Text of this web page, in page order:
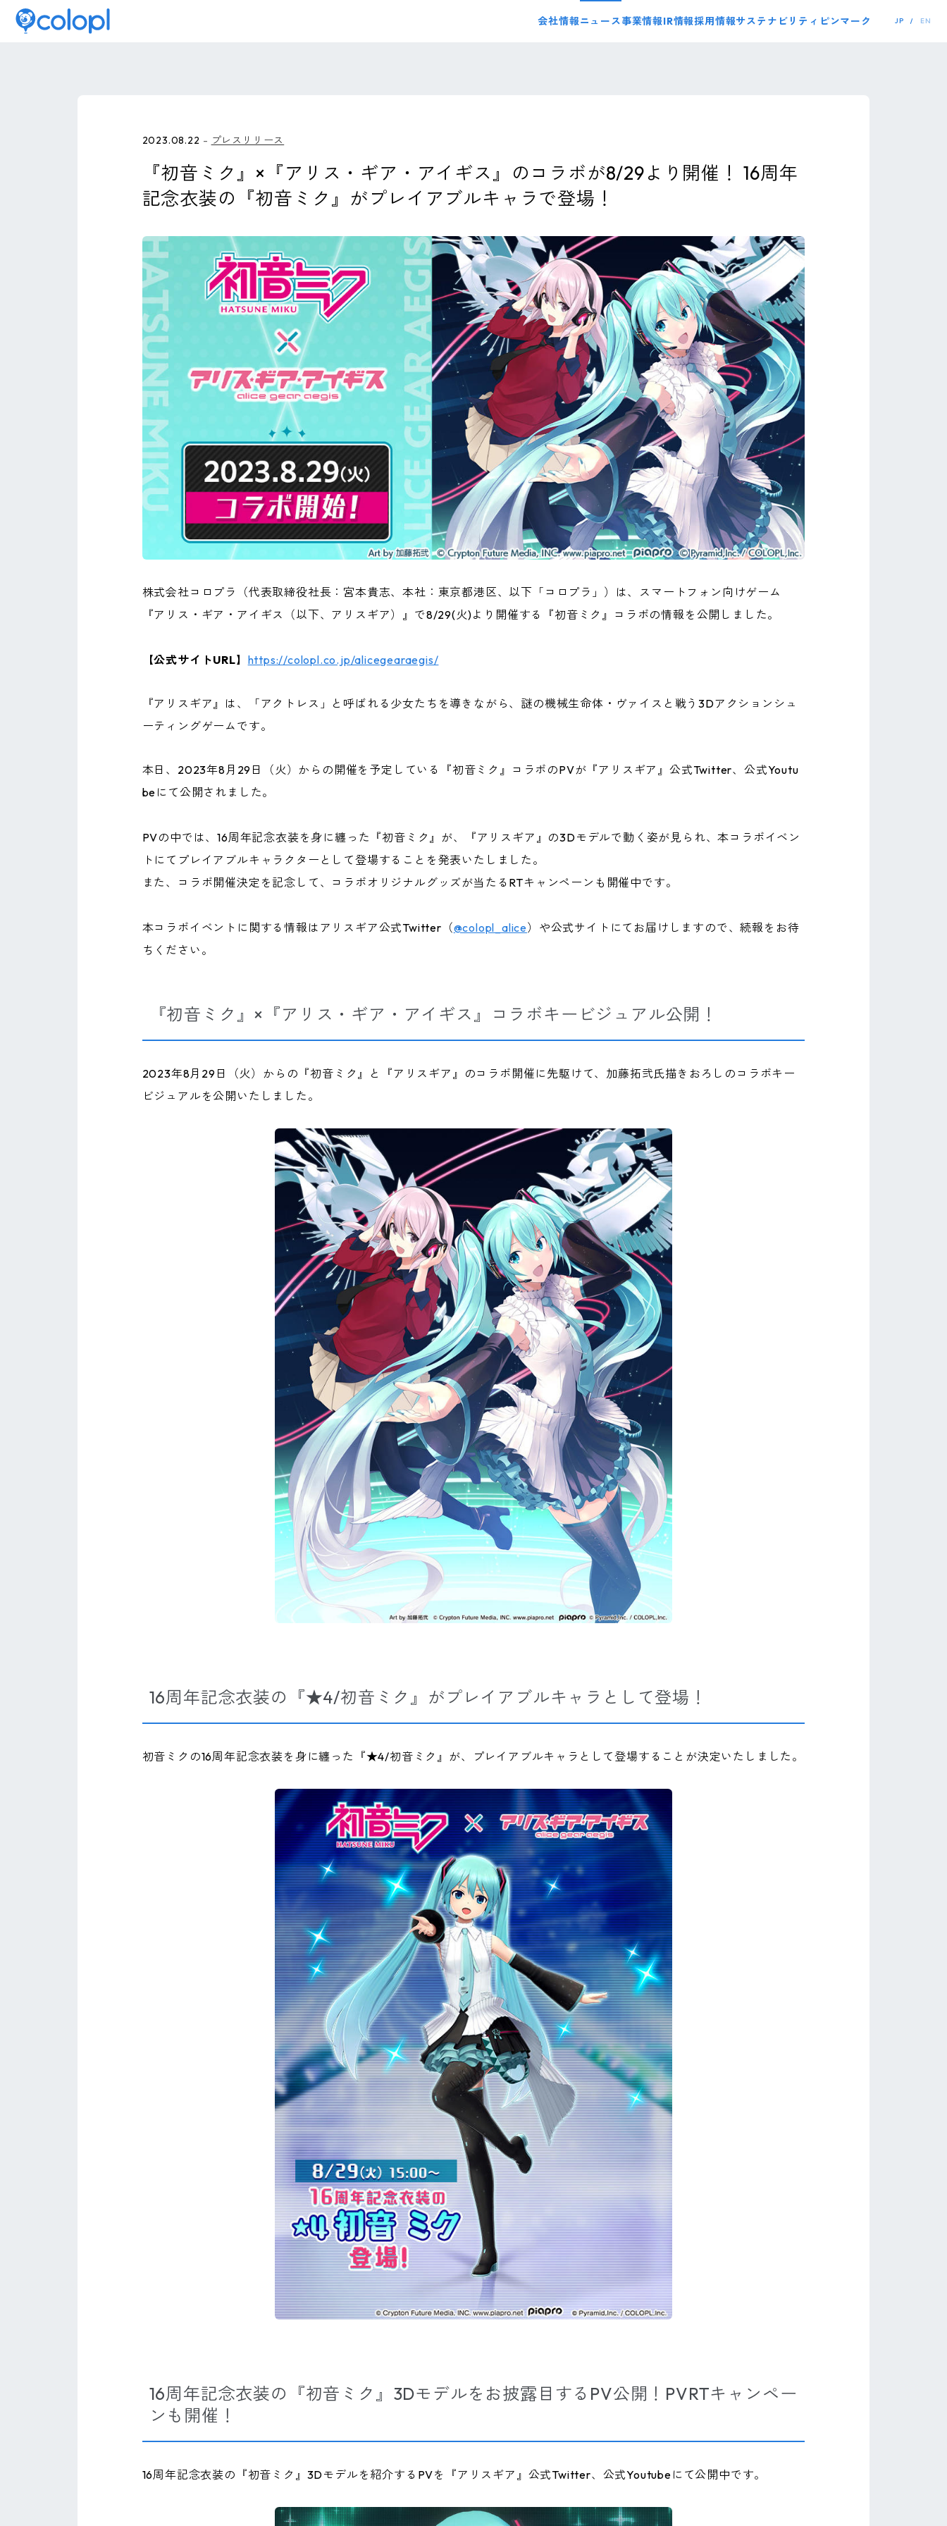
会社情報ニュース事業情報IR情報採用情報サステナビリティ ピンマーク JP EN
2023.08.22 プレスリリース
『初音ミク』×『アリス・ギア・アイギス』のコラボが8/29より開催！ 16周年
記念衣装の『初音ミク』がプレイアブルキャラで登場！
株式会社コロプラ（代表取締役社長：宮本貴志、本社：東京都港区、以下「コロプラ」）は、スマートフォン向けゲーム
『アリス・ギア・アイギス（以下、アリスギア）』で8/29(火)より開催する『初音ミク』コラボの情報を公開しました。
【公式サイトURL】 https://colopl.co.jp/alicegearaegis/
『アリスギア』は、「アクトレス」と呼ばれる少女たちを導きながら、謎の機械生命体・ヴァイスと戦う3Dアクションシュ
ーティングゲームです。
本日、2023年8月29日（火）からの開催を予定している『初音ミク』コラボのPVが『アリスギア』公式Twitter、公式Youtu
beにて公開されました。
PVの中では、16周年記念衣装を身に纏った『初音ミク』が、『アリスギア』の3Dモデルで動く姿が見られ、本コラボイベン
トにてプレイアブルキャラクターとして登場することを発表いたしました。
また、コラボ開催決定を記念して、コラボオリジナルグッズが当たるRTキャンペーンも開催中です。
本コラボイベントに関する情報はアリスギア公式Twitter（@colopl_alice）や公式サイトにてお届けしますので、続報をお待
ちください。
『初音ミク』×『アリス・ギア・アイギス』コラボキービジュアル公開！
2023年8月29日（火）からの『初音ミク』と『アリスギア』のコラボ開催に先駆けて、加藤拓弐氏描きおろしのコラボキー
ビジュアルを公開いたしました。
16周年記念衣装の『★4/初音ミク』がプレイアブルキャラとして登場！
初音ミクの16周年記念衣装を身に纏った『★4/初音ミク』が、プレイアブルキャラとして登場することが決定いたしました。
16周年記念衣装の『初音ミク』3Dモデルをお披露目するPV公開！PVRTキャンペー
ンも開催！
16周年記念衣装の『初音ミク』3Dモデルを紹介するPVを『アリスギア』公式Twitter、公式Youtubeにて公開中です。